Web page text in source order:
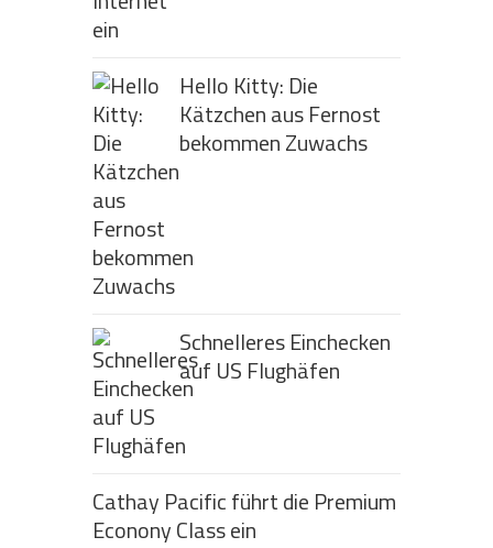
Hello Kitty: Die
Kätzchen aus Fernost
bekommen Zuwachs
Schnelleres Einchecken
auf US Flughäfen
Cathay Pacific führt die Premium
Econony Class ein